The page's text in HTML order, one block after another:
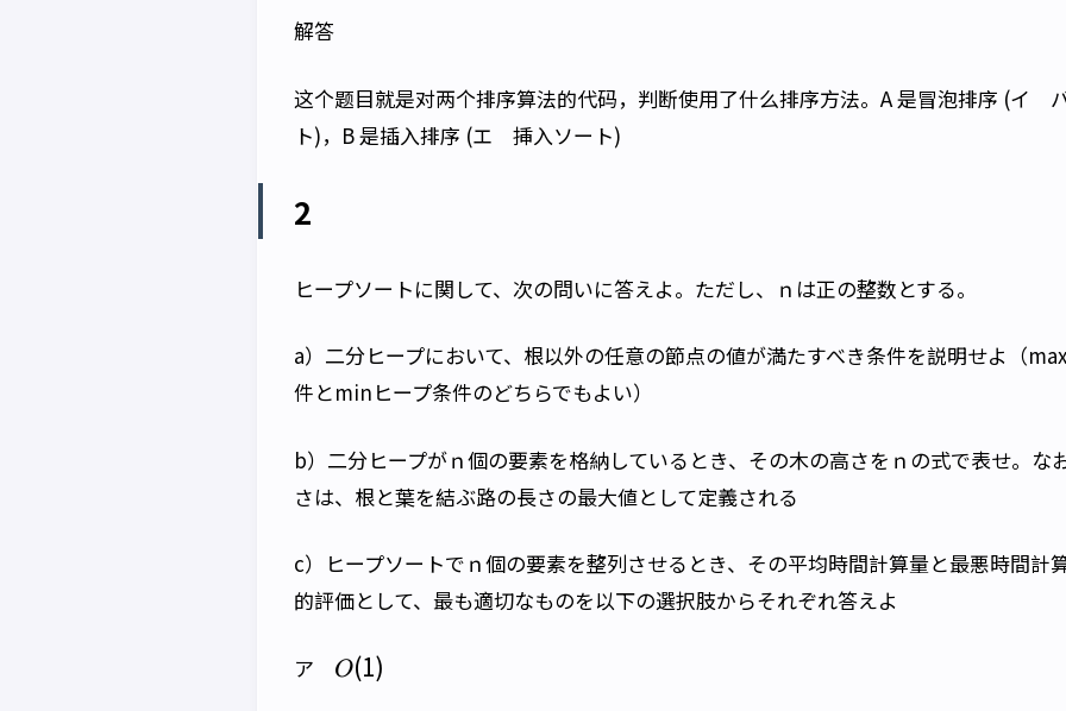
解答
这个题目就是对两个排序算法的代码，判断使用了什么排序方法。A 是冒泡排序 (イ
ト)，B 是插入排序 (エ 挿入ソート)
2
ヒープソートに関して、次の問いに答えよ。ただし、ｎは正の整数とする。
a）二分ヒープにおいて、根以外の任意の節点の値が満たすべき条件を説明せよ（
件とminヒープ条件のどちらでもよい）
b）二分ヒープがｎ個の要素を格納しているとき、その木の高さをｎの式で表せ。な
さは、根と葉を結ぶ路の長さの最大値として定義される
c）ヒープソートでｎ個の要素を整列させるとき、その平均時間計算量と最悪時間計
的評価として、最も適切なものを以下の選択肢からそれぞれ答えよ
ア O(1)
O(1)